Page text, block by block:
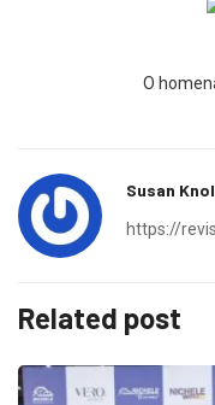
O
Susan
https://
Related post